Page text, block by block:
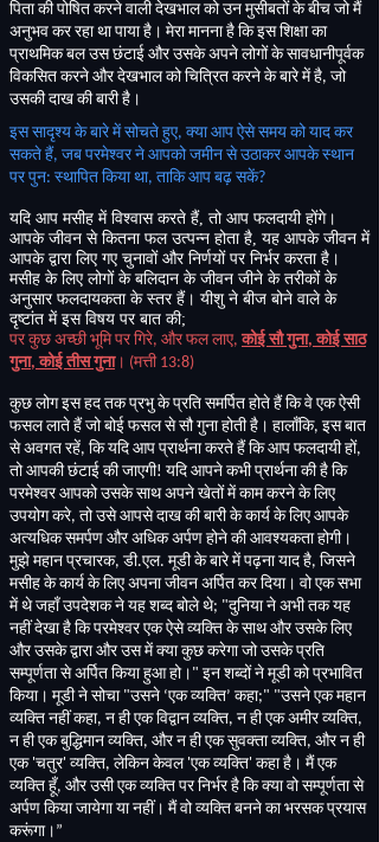
पिता की पोषित करने वाली देखभाल को उन मुसीबतों के बीच जो मैं
अनुभव कर रहा था पाया है। मेरा मानना ​​है कि इस शिक्षा का
प्राथमिक बल उस छंटाई और उसके अपने लोगों के सावधानीपूर्वक
विकसित करने और देखभाल को चित्रित करने के बारे में है, जो
उसकी दाख की बारी है।
इस सादृश्य के बारे में सोचते हुए, क्या आप ऐसे समय को याद कर
सकते हैं, जब परमेश्वर ने आपको जमीन से उठाकर आपके स्थान
पर पुन: स्थापित किया था, ताकि आप बढ़ सकें?
यदि आप मसीह में विश्वास करते हैं, तो आप फलदायी होंगे।
आपके जीवन से कितना फल उत्पन्न होता है, यह आपके जीवन में
आपके द्वारा लिए गए चुनावों और निर्णयों पर निर्भर करता है।
मसीह के लिए लोगों के बलिदान के जीवन जीने के तरीकों के
अनुसार फलदायकता के स्तर हैं। यीशु ने बीज बोने वाले के
दृष्टांत में इस विषय पर बात की;
पर कुछ अच्छी भूमि पर गिरे, और फल लाए,कोई सौ गुना,कोई साठ
गुना,कोई तीस गुना। (मत्ती 13:8)
कुछ लोग इस हद तक प्रभु के प्रति समर्पित होते हैं कि वे एक ऐसी
फसल लाते हैं जो बोई फसल से सौ गुना होती है। हालाँकि, इस बात
से अवगत रहें, कि यदि आप प्रार्थना करते हैं कि आप फलदायी हों,
तो आपकी छंटाई की जाएगी! यदि आपने कभी प्रार्थना की है कि
परमेश्वर आपको उसके साथ अपने खेतों में काम करने के लिए
उपयोग करे, तो उसे आपसे दाख की बारी के कार्य के लिए आपके
अत्यधिक समर्पण और अधिक अर्पण होने की आवश्यकता होगी।
मुझे महान प्रचारक, डी.एल. मूडी के बारे में पढ़ना याद है, जिसने
मसीह के कार्य के लिए अपना जीवन अर्पित कर दिया। वो एक सभा
में थे जहाँ उपदेशक ने यह शब्द बोले थे; "दुनिया ने अभी तक यह
नहीं देखा है कि परमेश्वर एक ऐसे व्यक्ति के साथ और उसके लिए
और उसके द्वारा और उस में क्या कुछ करेगा जो उसके प्रति
सम्पूर्णता से अर्पित किया हुआ हो। " इन शब्दों ने मूडी को प्रभावित
किया। मूडी ने सोचा "उसने ‘एक व्यक्ति’ कहा;" "उसने एक महान
व्यक्ति नहीं कहा, न ही एक विद्वान व्यक्ति, न ही एक अमीर व्यक्ति,
न ही एक बुद्धिमान व्यक्ति, और न ही एक सुवक्ता व्यक्ति, और न ही
एक 'चतुर' व्यक्ति, लेकिन केवल 'एक व्यक्ति' कहा है। मैं एक
व्यक्ति हूँ, और उसी एक व्यक्ति पर निर्भर है कि क्या वो सम्पूर्णता से
अर्पण किया जायेगा या नहीं। मैं वो व्यक्ति बनने का भरसक प्रयास
करूंगा।”